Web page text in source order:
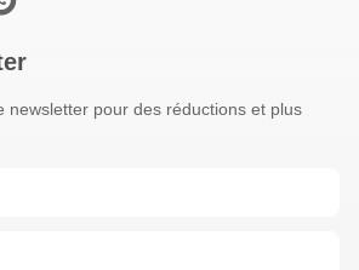
newsletter pour des réductions et plus